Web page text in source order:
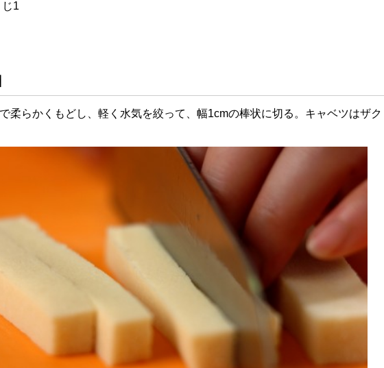
1
柔らかくもどし、軽く水気を絞って、幅1cmの棒状に切る。キャベツはザク